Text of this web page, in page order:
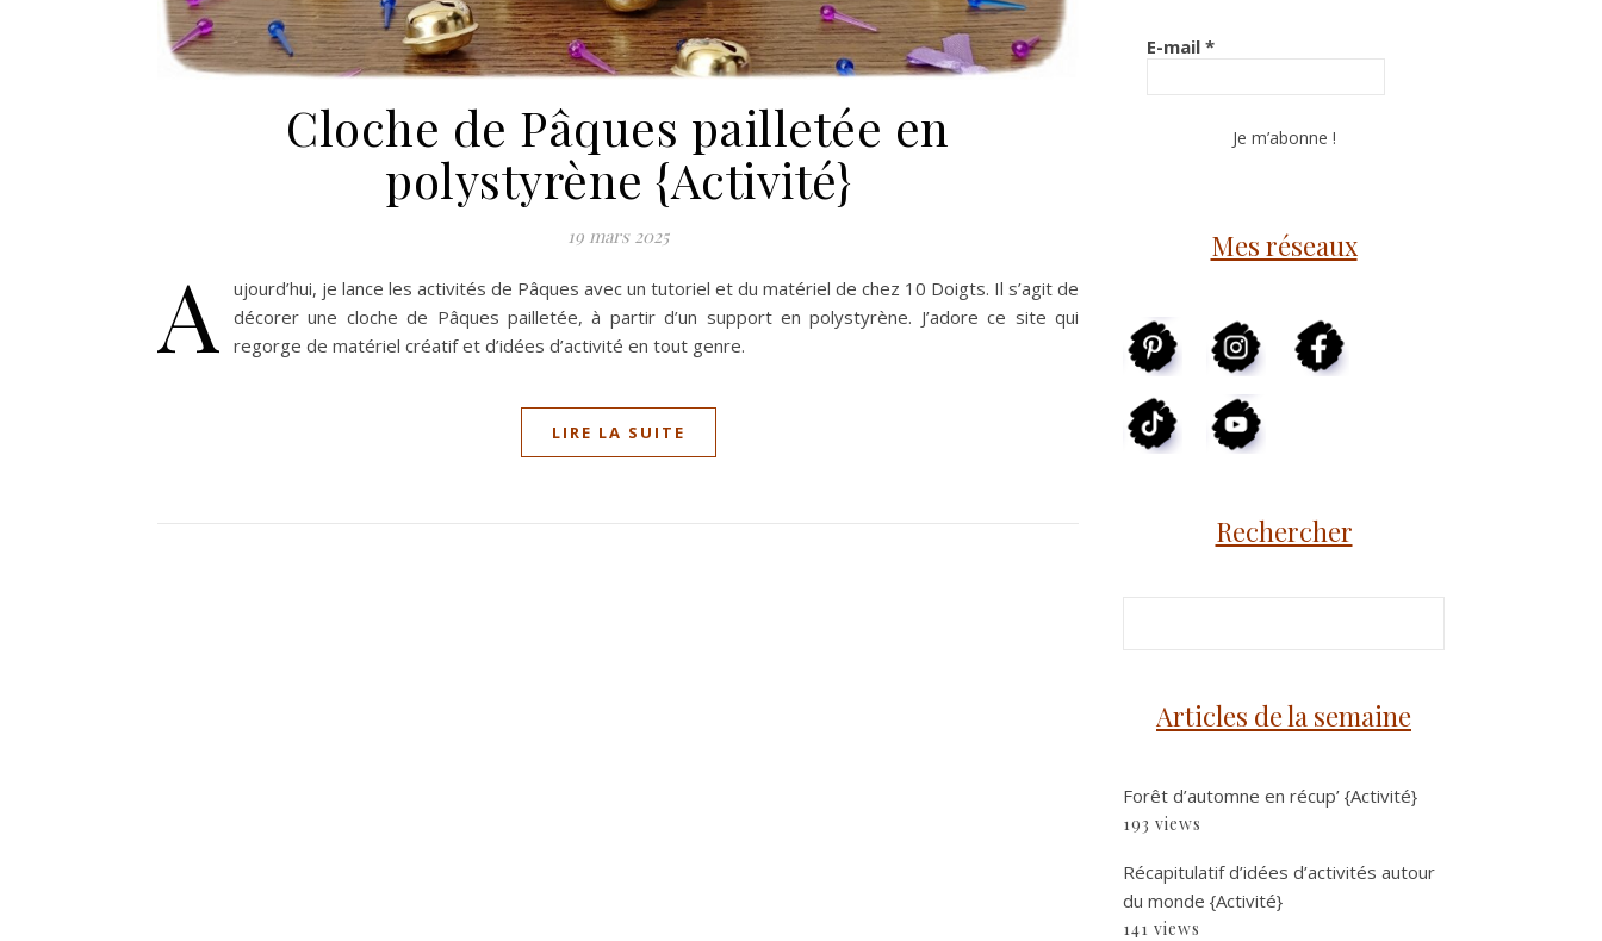
Cloche de Pâques pailletée en
polystyrène {Activité}
19 mars 2025
A
ujourd’hui, je lance les activités de Pâques avec un tutoriel et du matériel de chez 10 Doigts. Il s’agit de
décorer une cloche de Pâques pailletée, à partir d’un support en polystyrène. J’adore ce site qui
regorge de matériel créatif et d’idées d’activité en tout genre.
LIRE LA SUITE
E-mail *
Mes réseaux
Rechercher
Articles de la semaine
Forêt d’automne en récup’ {Activité}
193 views
Récapitulatif d’idées d’activités autour
du monde {Activité}
141 views